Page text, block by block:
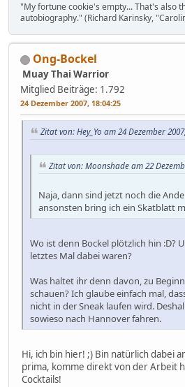
"My fortune cookie's empty... That's also
autobiography." (Richard Karinsky,
Ong-Bockel
Muay Thai Warrior
Mitglied Beiträge: 1.792
24 Dezember 2007, 18:04:25
Zitat von: Hey_Yo am 24 Dezember
Zitat von: Moonshade am 22
Naja, dann sind jetzt noch die
ansonsten bring ich ein Skatblatt
Wo ist denn Bockel plötzlich hin :D?
letztes Mal dabei waren?
Was haltet ihr denn davon, zu
schauen? Ich glaube einfach mal,
nicht in der Sneak laufen wird.
sowieso nach Hannover fahren.
Hi, ich bin hier! ;) Bin natürlich dabei
prima, komme direkt von der Arbeit
Cocktails!